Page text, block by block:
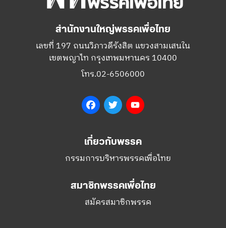
สำนักงานใหญ่พรรคเพื่อไทย
เลขที่ 197 ถนนวิภาวดีรังสิต แขวงสามเสนใน
เขตพญาไท กรุงเทพมหานคร 10400
โทร.02-6506000
FacebookTwitter
เกี่ยวกับพรรค
กรรมการบริหารพรรคเพื่อไทย
สมาชิกพรรคเพื่อไทย
สมัครสมาชิกพรรค